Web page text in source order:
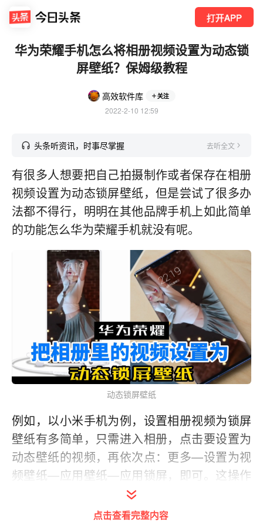
打开APP
华为荣耀手机怎么将相册视频设置为动态锁
屏壁纸？保姆级教程
高效软件库 关注
2022-2-10 12:59
头条听资讯，时事尽掌握 去听全文
有很多人想要把自己拍摄制作或者保存在相册
视频设置为动态锁屏壁纸，但是尝试了很多办
法都不得行，明明在其他品牌手机上如此简单
的功能怎么华为荣耀手机就没有呢。
动态锁屏壁纸
例如，以小米手机为例，设置相册视频为锁屏
壁纸有多简单，只需进入相册，点击要设置为
动态壁纸的视频，再依次点：更多—设置为视
频壁纸—应用壁纸—应用锁屏，即可。这操作
简直简单到小学一年级的小朋友都能完成。
点击查看完整内容